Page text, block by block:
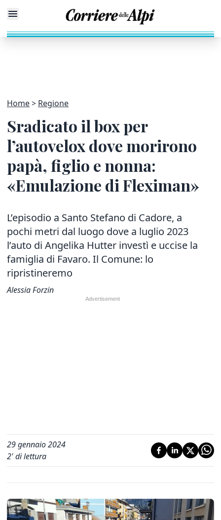
Home Regione
Sradicato il box per
l’autovelox dove morirono
papà, figlio e nonna:
«Emulazione di Fleximan»
L’episodio a Santo Stefano di Cadore, a
pochi metri dal luogo dove a luglio 2023
l’auto di Angelika Hutter investì e uccise la
famiglia di Favaro. Il Comune: lo
ripristineremo
Alessia Forzin
29 gennaio 2024
2' di lettura